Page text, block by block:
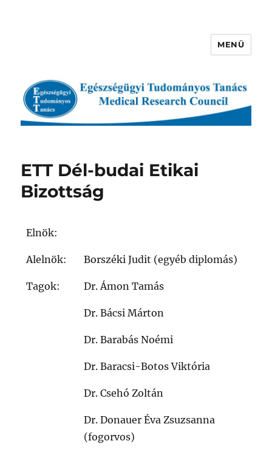
Egészségügyi Tudományos
MENÜ
ETT Dél-budai Etikai
Bizottság
Elnök:
Alelnök: Borszéki Judit (egyéb diplomás)
Tagok: Dr. Ámon Tamás
Dr. Bácsi Márton
Dr. Barabás Noémi
Dr. Baracsi-Botos Viktória
Dr. Csehó Zoltán
Dr. Donauer Éva Zsuzsanna
(fogorvos)